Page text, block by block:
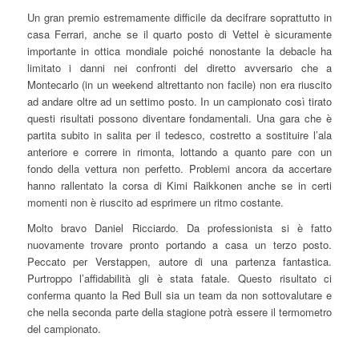
Un gran premio estremamente difficile da decifrare soprattutto in
casa Ferrari, anche se il quarto posto di Vettel è sicuramente
importante in ottica mondiale poiché nonostante la debacle ha
limitato i danni nei confronti del diretto avversario che a
Montecarlo (in un weekend altrettanto non facile) non era riuscito
ad andare oltre ad un settimo posto. In un campionato così tirato
questi risultati possono diventare fondamentali. Una gara che è
partita subito in salita per il tedesco, costretto a sostituire l’ala
anteriore e correre in rimonta, lottando a quanto pare con un
fondo della vettura non perfetto. Problemi ancora da accertare
hanno rallentato la corsa di Kimi Raikkonen anche se in certi
momenti non è riuscito ad esprimere un ritmo costante.
Molto bravo Daniel Ricciardo. Da professionista si è fatto
nuovamente trovare pronto portando a casa un terzo posto.
Peccato per Verstappen, autore di una partenza fantastica.
Purtroppo l’affidabilità gli è stata fatale. Questo risultato ci
conferma quanto la Red Bull sia un team da non sottovalutare e
che nella seconda parte della stagione potrà essere il termometro
del campionato.